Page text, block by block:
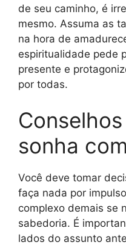
de seu caminho, é
mesmo. Assuma as
na hora de
espiritualidade pede
presente e
por todas.
sonha
Você deve tomar
faça nada por
complexo demais se
sabedoria. É
lados do assunto